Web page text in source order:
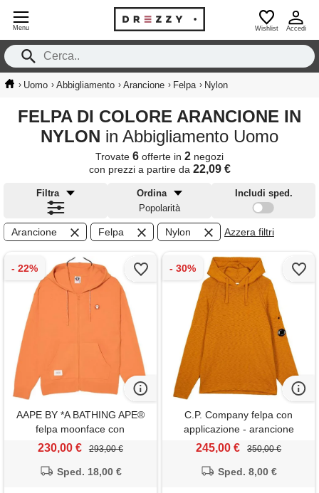
Menu Wishlist Accedi
› Uomo › Abbigliamento › Arancione › Felpa › Nylon
FELPA DI COLORE ARANCIONE IN
NYLON in Abbigliamento Uomo
Trovate 6 offerte in 2 negozi
con prezzi a partire da 22,09 €
Filtra
Ordina
Popolarità
Includi sped.
Arancione Felpa Nylon Azzera filtri
AAPE BY *A BATHING APE®
felpa moonface con
cappuccio - arancione
230,00 € 293,00 €
Sped. 18,00 €
C.P. Company felpa con
applicazione - arancione
245,00 € 350,00 €
Sped. 8,00 €